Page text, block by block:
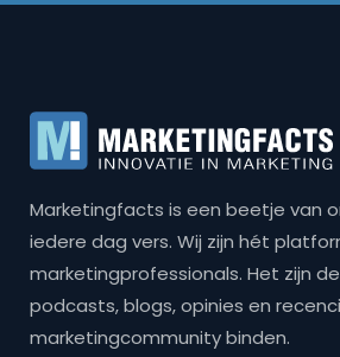
Marketingfacts is een beetje van
iedere dag vers. Wij zijn hét
marketingprofessionals. Het zijn
podcasts, blogs, opinies en
marketingcommunity binden.